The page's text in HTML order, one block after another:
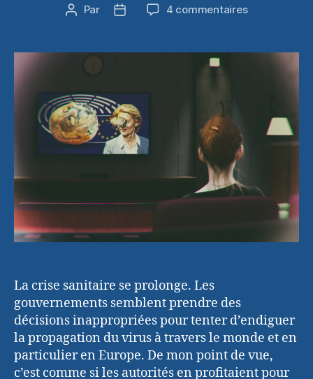
Auteur
Par
Date
4 commentairessur
dans
La crise sanitaire se prolonge. Les
gouvernements semblent prendre des
décisions inappropriées pour tenter d’endiguer
la propagation du virus à travers le monde et en
particulier en Europe. De mon point de vue,
c’est comme si les autorités en profitaient pour